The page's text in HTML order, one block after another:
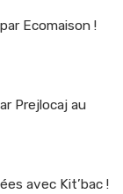
Ecomaison !
Prejlocaj au
avec Kit’bac !